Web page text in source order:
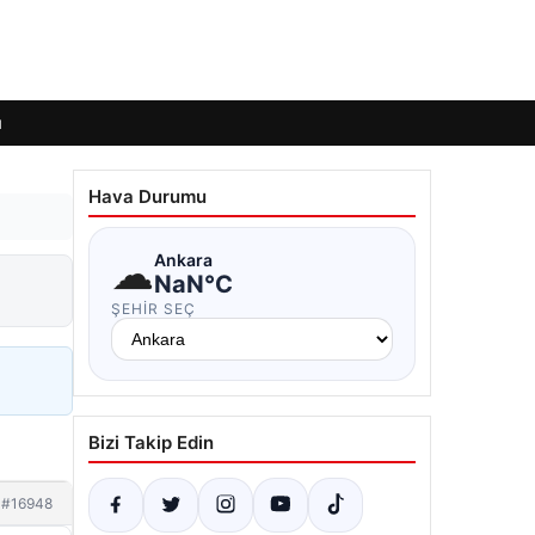
#16948
Hava Durumu
☁Ankara
NaN°C
ŞEHIR SEÇ
Bizi Takip Edin